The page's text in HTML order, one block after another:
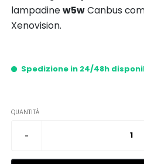
lampadinew5wCanbus
Xenovision.
Spedizione in 24/48h
QUANTITÀ